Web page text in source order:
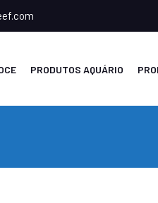
PRODUTOS AQUÁRIO